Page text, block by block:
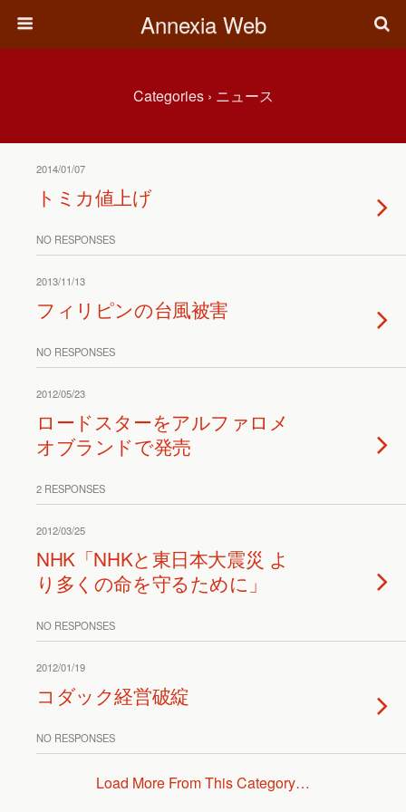
Annexia Web
Categories › ニュース
2014/01/07
トミカ値上げ
NO RESPONSES
2013/11/13
フィリピンの台風被害
NO RESPONSES
2012/05/23
ロードスターをアルファロメ
オブランドで発売
2 RESPONSES
2012/03/25
NHK「NHKと東日本大震災 よ
り多くの命を守るために」
NO RESPONSES
2012/01/19
コダック経営破綻
NO RESPONSES
Load More From This Category…